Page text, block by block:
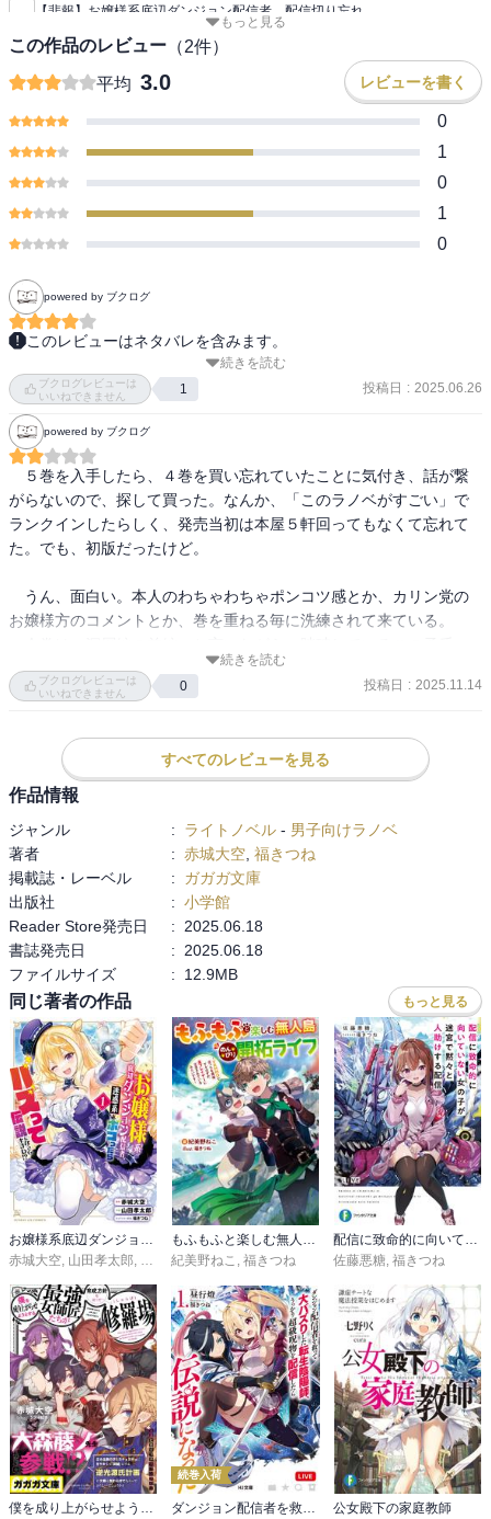
【悲報】お嬢様系底辺ダンジョン配信者、配信切り忘れ
もっと見る
この作品のレビュー （2件）
平均 3.0 レビューを書く
0
1
0
1
0
powered by ブクログ
このレビューはネタバレを含みます。
間違いなく面白いのだけど、ちょっとマンネリ気味かなぁと感じ
た。
主人公が最強に強くてメチャメチャやっちゃうところを楽しむ作品
なのは理解しているけど、同じことの繰り返しだと何か変化が欲し
くなる。
ワンパンマンとかも同様にサイタマ最強の漫画だけど、周りのモブ
キャラも魅力的だからいいのよね。
このラノベはモブキャラがいまいちパッとしないし、配信視聴者も
同じような反応ばかりなので、ここらへんの変化に期待したい。
続きを読む
ブクログレビューは
いいねできません
1 投稿日 : 2025.06.26
powered by ブクログ
５巻を入手したら、４巻を買い忘れていたことに気付き、話が繋
がらないので、探して買った。なんか、「このラノベがすごい」で
ランクインしたらしく、発売当初は本屋５軒回ってもなくて忘れて
た。でも、初版だったけど。
うん、面白い。本人のわちゃわちゃポンコツ感とか、カリン党の
お嬢様方のコメントとか、巻を重ねる毎に洗練されて来ている。
モンスターの特徴も二番煎じではなく、新装備のネーミングも厨二
臭くてよい。
さぁ、次の巻。
続きを読む
ブクログレビューは
いいねできません
0 投稿日 : 2025.11.14
すべてのレビューを見る
作品情報
ジャンル : ライトノベル - 男子向けラノベ
著者
: 赤城大空 福きつね
掲載誌・レーベル
:
ガガガ文庫
出版社
: 小学館
Reader Store発売日
:
2025.06.18
書誌発売日
:
2025.06.18
ファイルサイズ
: 12.9MB
同じ著者の作品 もっと見る
お嬢様系底辺ダンジョン配信者、迷惑系をボコったらバズって伝説になってますわ！？
赤城大空, 山田孝太郎, 福きつね
もふもふと楽しむ無人島のんびり開拓ライフ
紀美野ねこ , 福きつね
配信に致命的に向いていない女の子が迷宮で黙々と人助けする配信
佐藤悪糖, 福きつね
続巻入荷
公女殿下の家庭教師